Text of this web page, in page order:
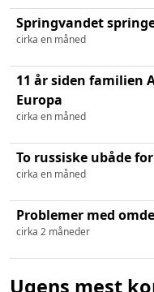
Springvandet
cirka en måned
11 år siden familien
Europa
cirka en måned
To russiske ubåde
cirka en måned
Problemer med
cirka 2 måneder
Ugens mest